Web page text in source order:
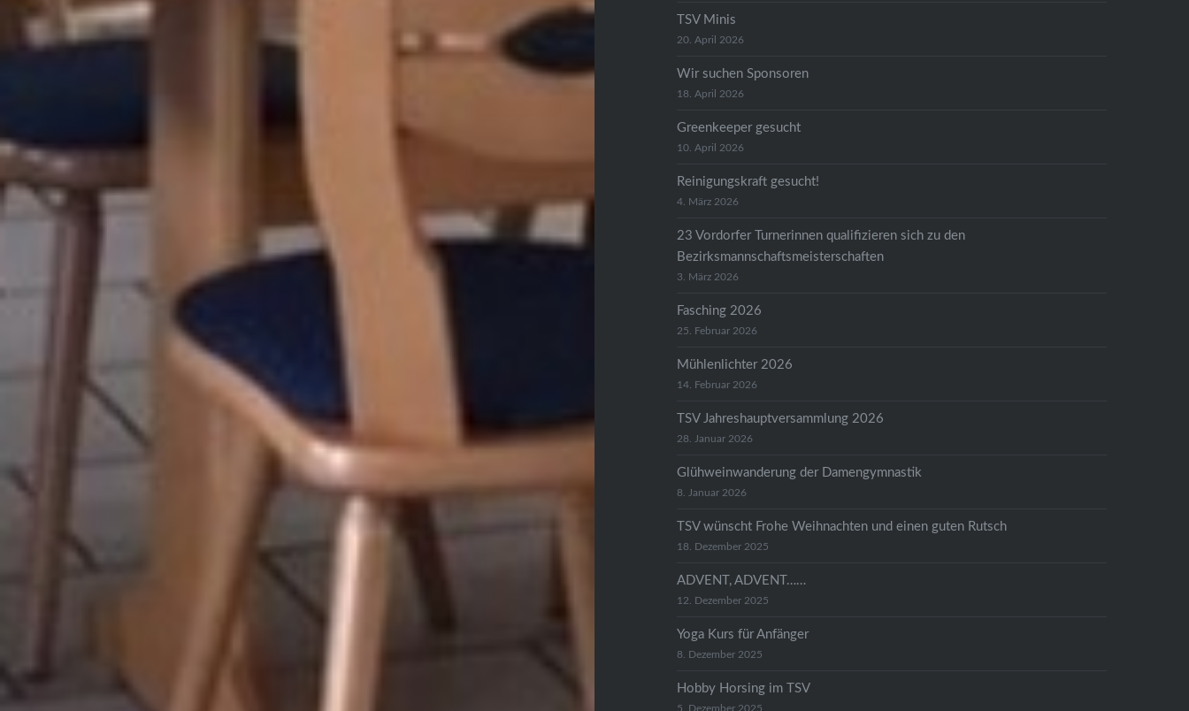
TSV Minis
20. April 2026
Wir suchen Sponsoren
18. April 2026
Greenkeeper gesucht
10. April 2026
Reinigungskraft gesucht!
4. März 2026
23 Vordorfer Turnerinnen qualifizieren sich zu den
Bezirksmannschaftsmeisterschaften
3. März 2026
Fasching 2026
25. Februar 2026
Mühlenlichter 2026
14. Februar 2026
TSV Jahreshauptversammlung 2026
28. Januar 2026
Glühweinwanderung der Damengymnastik
8. Januar 2026
TSV wünscht Frohe Weihnachten und einen guten Rutsch
18. Dezember 2025
ADVENT, ADVENT……
12. Dezember 2025
Yoga Kurs für Anfänger
8. Dezember 2025
Hobby Horsing im TSV
5. Dezember 2025